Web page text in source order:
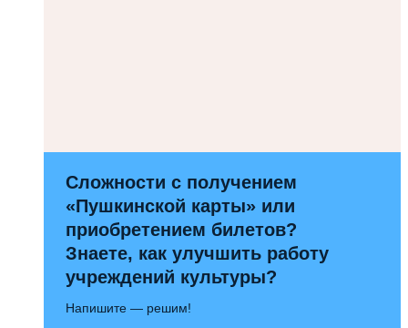
Сложности с получением
«Пушкинской карты» или
приобретением билетов?
Знаете, как улучшить работу
учреждений культуры?
Напишите — решим!